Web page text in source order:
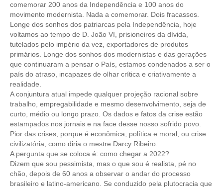
NÚCLEO DA MULHER ENGENHEIRA
TRANSPARÊNCIA
JURÍDICO
CONSULTORIA
ACORDOS, CONVENÇÕES E DISSÍDIOS
CONTRIBUIÇÕES
CONTRIBUIÇÃO ASSISTENCIAL
CONTRIBUIÇÃO ASSOCIATIVA OU ANUIDADE DE SÓCIO
CONTRIBUIÇÃO SINDICAL URBANA
comemorar 200 anos da Independência e 100 anos do
movimento modernista. Nada a comemorar. Dois fracassos.
Longe dos sonhos dos patriarcas pela Independência, hoje
voltamos ao tempo de D. João VI, prisioneiros da dívida,
tutelados pelo império da vez, exportadores de produtos
primários. Longe dos sonhos dos modernistas e das gerações
que continuaram a pensar o País, estamos condenados a ser o
país do atraso, incapazes de olhar crítica e criativamente a
realidade.
A conjuntura atual impede qualquer projeção racional sobre
trabalho, empregabilidade e mesmo desenvolvimento, seja de
curto, médio ou longo prazo. Os dados e fatos da crise estão
estampados nos jornais e na face desse nosso sofrido povo.
Pior das crises, porque é econômica, política e moral, ou crise
civilizatória, como diria o mestre Darcy Ribeiro.
A pergunta que se coloca é: como chegar a 2022?
Dizem que sou pessimista, mas o que sou é realista, pé no
chão, depois de 60 anos a observar o andar do processo
brasileiro e latino-americano. Se conduzido pela plutocracia que